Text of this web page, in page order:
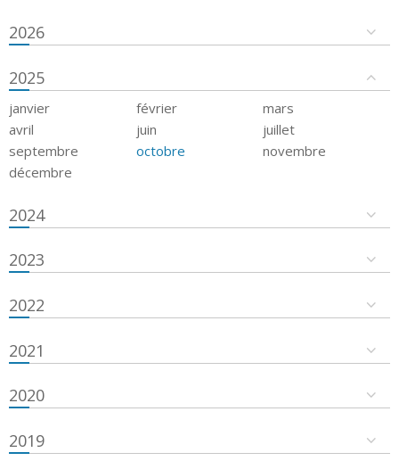
2026
2025
janvier février
mars
avril
juin
juillet
septembre
octobre
novembre
décembre
2024
2023
2022
2021
2020
2019